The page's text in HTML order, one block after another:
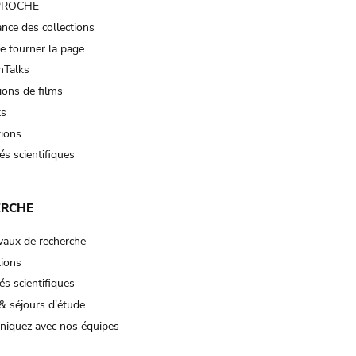
des collections
tourner la page…
de films
scientifiques
de recherche
scientifiques
séjours d'étude
avec nos équipes